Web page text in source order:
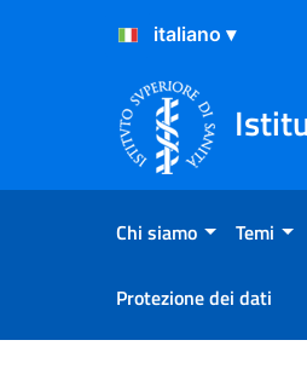
Salta al Contenuto
Salta al Footer
Chi siamo Temi
Protezione dei dati